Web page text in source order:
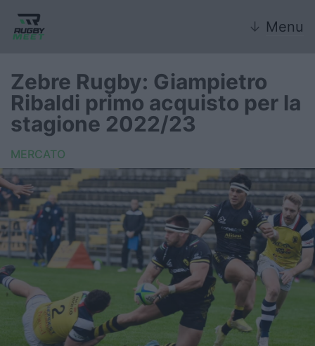
↓ Menu
Nazionale
Nazionali giovanili
Rugby Sevens
FIR
Internazionale
6 Nazioni
United Rugby Championship
Top14
Zebre Rugby: Giampietro
Ribaldi primo acquisto per la
stagione 2022/23
MERCATO